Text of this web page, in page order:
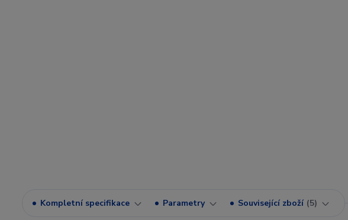
Kompletní specifikace Parametry Související zboží 5